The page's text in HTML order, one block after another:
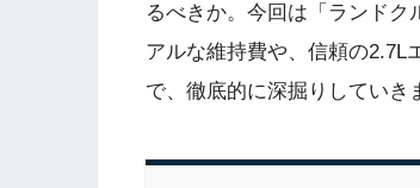
るべきか。今回は「ランドク
アルな維持費や、信頼の2.7L
で、徹底的に深掘りしていき